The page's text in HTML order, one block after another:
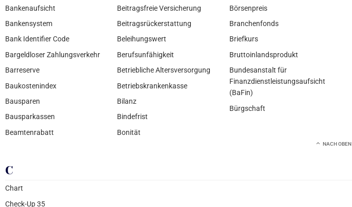
Bankenaufsicht
Bankensystem
Bank Identifier Code
Bargeldloser Zahlungsverkehr
Barreserve
Baukostenindex
Bausparen
Bausparkassen
Beamtenrabatt
Beitragsfreie Versicherung
Beitragsrückerstattung
Beleihungswert
Berufsunfähigkeit
Betriebliche Altersversorgung
Betriebskrankenkasse
Bilanz
Bindefrist
Bonität
Börsenpreis
Branchenfonds
Briefkurs
Bruttoinlandsprodukt
Bundesanstalt für
Finanzdienstleistungsaufsicht
(BaFin)
Bürgschaft
NACH OBEN
C
Chart
Check-Up 35